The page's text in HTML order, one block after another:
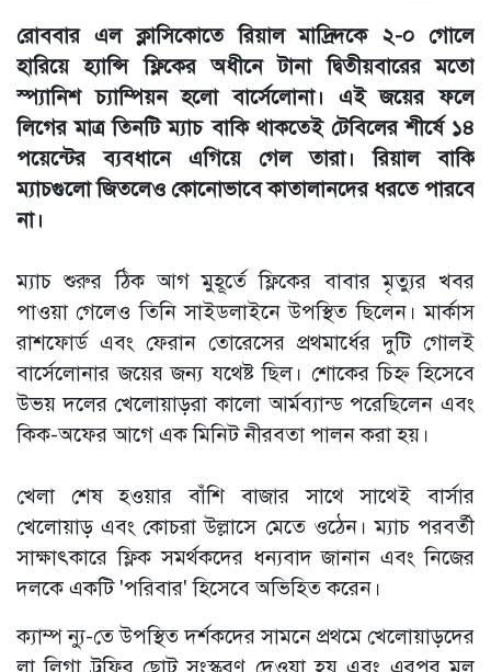
রোববার এল ক্লাসিকোতে রিয়াল মাদ্রিদকে ২-০ গোলে
হারিয়ে হ্যান্সি ফ্লিকের অধীনে টানা দ্বিতীয়বারের মতো
স্প্যানিশ চ্যাম্পিয়ন হলো বার্সেলোনা। এই জয়ের ফলে
লিগের মাত্র তিনটি ম্যাচ বাকি থাকতেই টেবিলের শীর্ষে ১৪
পয়েন্টের ব্যবধানে এগিয়ে গেল তারা। রিয়াল বাকি
ম্যাচগুলো জিতলেও কোনোভাবে কাতালানদের ধরতে পারবে
না।
ম্যাচ শুরুর ঠিক আগ মুহূর্তে ফ্লিকের বাবার মৃত্যুর খবর
পাওয়া গেলেও তিনি সাইডলাইনে উপস্থিত ছিলেন। মার্কাস
রাশফোর্ড এবং ফেরান তোরেসের প্রথমার্ধের দুটি গোলই
বার্সেলোনার জয়ের জন্য যথেষ্ট ছিল। শোকের চিহ্ন হিসেবে
উভয় দলের খেলোয়াড়রা কালো আর্মব্যান্ড পরেছিলেন এবং
কিক-অফের আগে এক মিনিট নীরবতা পালন করা হয়।
খেলা শেষ হওয়ার বাঁশি বাজার সাথে সাথেই বার্সার
খেলোয়াড় এবং কোচরা উল্লাসে মেতে ওঠেন। ম্যাচ পরবর্তী
সাক্ষাৎকারে ফ্লিক সমর্থকদের ধন্যবাদ জানান এবং নিজের
দলকে একটি 'পরিবার' হিসেবে অভিহিত করেন।
ক্যাম্প ন্যু-তে উপস্থিত দর্শকদের সামনে প্রথমে খেলোয়াড়দের